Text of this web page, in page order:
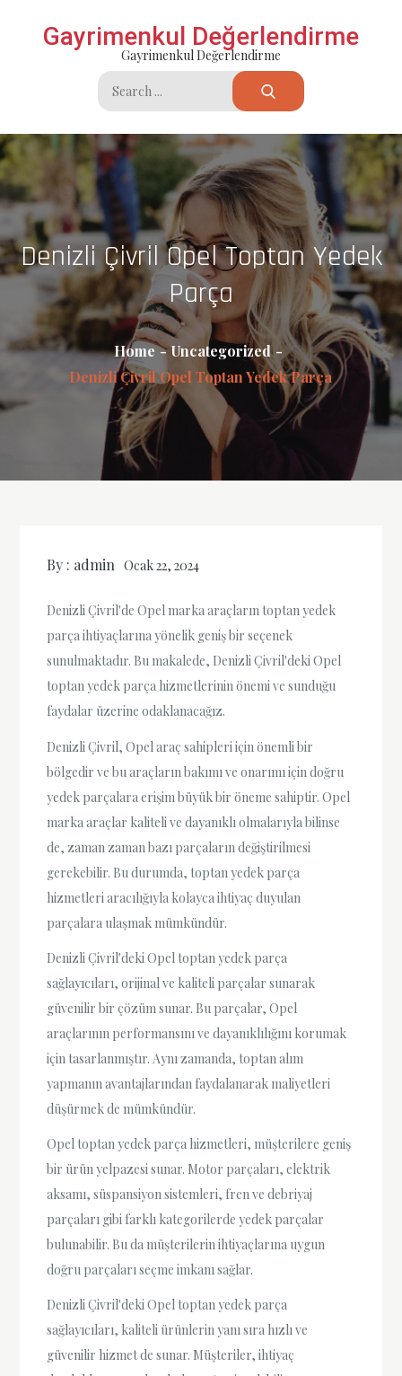
Gayrimenkul Değerlendirme
Gayrimenkul Değerlendirme
Search
for:
Denizli Çivril Opel Toptan Yedek
Parça
Home
Uncategorized
Denizli Çivril Opel Toptan Yedek Parça
By : admin Ocak 22, 2024
Denizli Çivril'de Opel marka araçların toptan yedek
parça ihtiyaçlarına yönelik geniş bir seçenek
sunulmaktadır. Bu makalede, Denizli Çivril'deki Opel
toptan yedek parça hizmetlerinin önemi ve sunduğu
faydalar üzerine odaklanacağız.
Denizli Çivril, Opel araç sahipleri için önemli bir
bölgedir ve bu araçların bakımı ve onarımı için doğru
yedek parçalara erişim büyük bir öneme sahiptir. Opel
marka araçlar kaliteli ve dayanıklı olmalarıyla bilinse
de, zaman zaman bazı parçaların değiştirilmesi
gerekebilir. Bu durumda, toptan yedek parça
hizmetleri aracılığıyla kolayca ihtiyaç duyulan
parçalara ulaşmak mümkündür.
Denizli Çivril'deki Opel toptan yedek parça
sağlayıcıları, orijinal ve kaliteli parçalar sunarak
güvenilir bir çözüm sunar. Bu parçalar, Opel
araçlarının performansını ve dayanıklılığını korumak
için tasarlanmıştır. Aynı zamanda, toptan alım
yapmanın avantajlarından faydalanarak maliyetleri
düşürmek de mümkündür.
Opel toptan yedek parça hizmetleri, müşterilere geniş
bir ürün yelpazesi sunar. Motor parçaları, elektrik
aksamı, süspansiyon sistemleri, fren ve debriyaj
parçaları gibi farklı kategorilerde yedek parçalar
bulunabilir. Bu da müşterilerin ihtiyaçlarına uygun
doğru parçaları seçme imkanı sağlar.
Denizli Çivril'deki Opel toptan yedek parça
sağlayıcıları, kaliteli ürünlerin yanı sıra hızlı ve
güvenilir hizmet de sunar. Müşteriler, ihtiyaç